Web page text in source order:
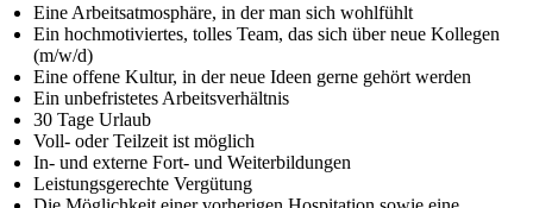
Eine Arbeitsatmosphäre, in der man sich wohlfühlt
Ein hochmotiviertes, tolles Team, das sich über neue Kollegen
(m/w/d)
Eine offene Kultur, in der neue Ideen gerne gehört werden
Ein unbefristetes Arbeitsverhältnis
30 Tage Urlaub
Voll- oder Teilzeit ist möglich
In- und externe Fort- und Weiterbildungen
Leistungsgerechte Vergütung